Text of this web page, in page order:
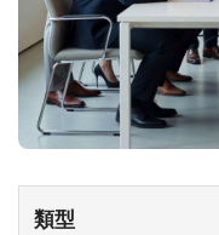
類型